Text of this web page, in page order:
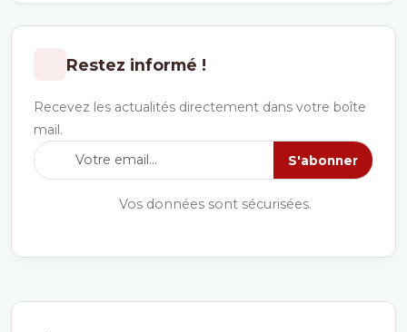
Restez informé !
Recevez les actualités directement dans votre boîte
mail.
S'abonner
Vos données sont sécurisées.